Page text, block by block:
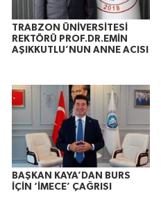
TRABZON ÜNİVERSİTESİ
REKTÖRÜ PROF.DR.EMİN
AŞIKKUTLU’NUN ANNE ACISI
BAŞKAN KAYA’DAN BURS
İÇİN ‘İMECE’ ÇAĞRISI